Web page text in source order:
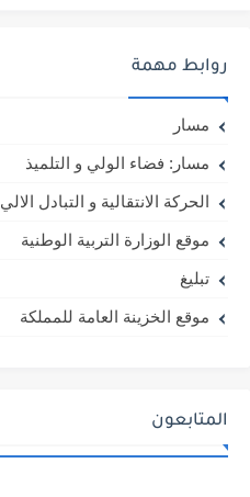
روابط مهمة
مسار
مسار: فضاء الولي و التلميذ
الحركة الانتقالية و التبادل الالي
موقع الوزارة التربية الوطنية
تبليغ
موقع الخزينة العامة للمملكة
المتابعون